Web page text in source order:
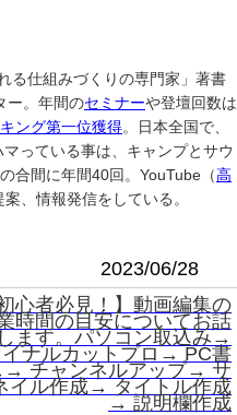
る仕組みづくりの専門家」著書
ー。年間のセミナーや登壇回数は
ング第一位獲得。日本全国で、
っている事は、キャンプとサウ
合間に年間40回。YouTube（高
、情報発信をしている。
2023/06/28
初心者必見！】動画編集の
時間の目安についてお話
ます。パソコン取込み→
イナルカットプロ→ PC書
→ チャンネルアップ→ サ
イル作成→ タイトル作成
→ 説明欄作成